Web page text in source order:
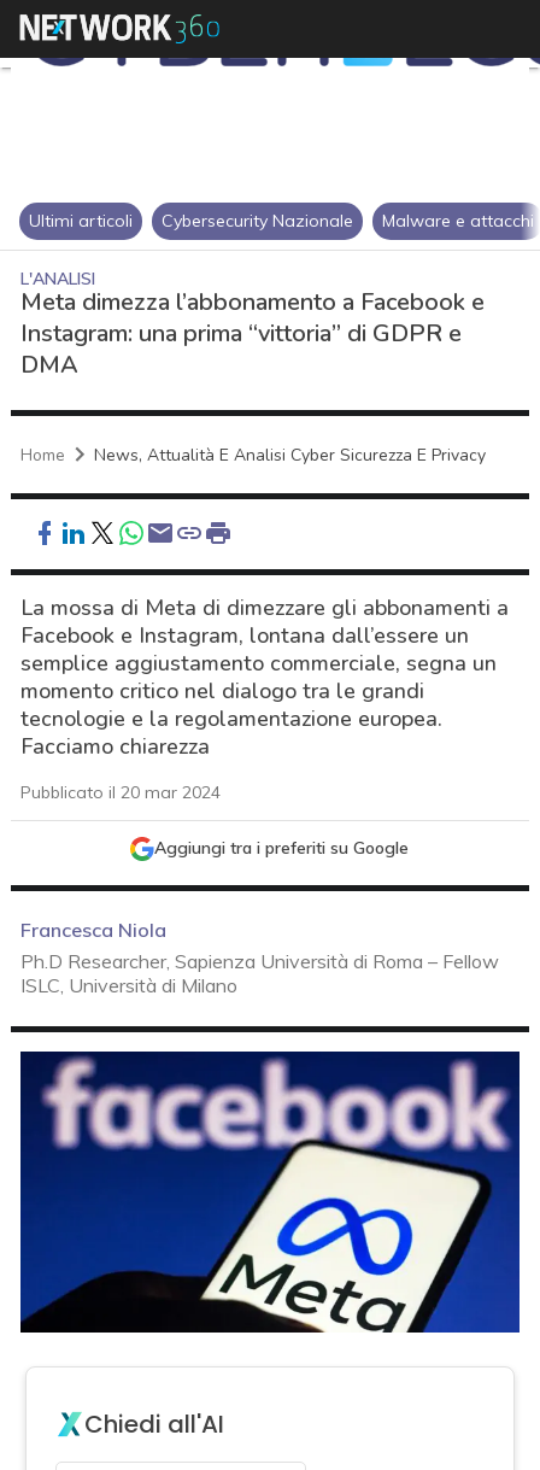
Ultimi articoli Cybersecurity Nazionale Malware e attacchi
L'ANALISI
Meta dimezza l’abbonamento a Facebook e
Instagram: una prima “vittoria” di GDPR e
DMA
Home News, Attualità E Analisi Cyber Sicurezza E Privacy
La mossa di Meta di dimezzare gli abbonamenti a
Facebook e Instagram, lontana dall’essere un
semplice aggiustamento commerciale, segna un
momento critico nel dialogo tra le grandi
tecnologie e la regolamentazione europea.
Facciamo chiarezza
Pubblicato il 20 mar 2024
Aggiungi tra i preferiti su Google
Francesca Niola
Ph.D Researcher, Sapienza Università di Roma – Fellow
ISLC, Università di Milano
Chiedi all'AI